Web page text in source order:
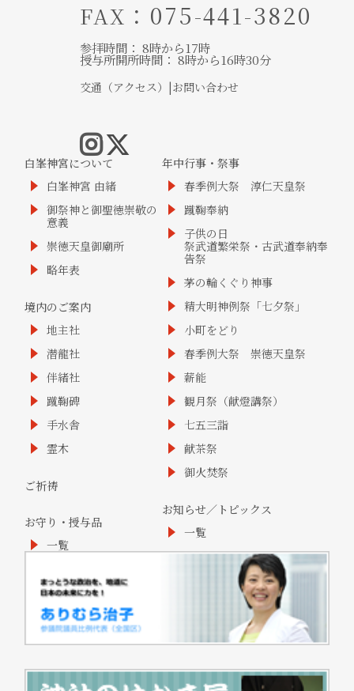
FAX ：075-441-3820
参拝時間： 8時から17時
授与所開所時間： 8時から16時30分
交通（アクセス） |お問い合わせ
白峯神宮について
白峯神宮 由緒
御祭神と御聖徳崇敬の
意義
崇徳天皇御廟所
略年表
境内のご案内
地主社
潜龍社
伴緒社
蹴鞠碑
手水舎
霊木
ご祈祷
お守り・授与品
一覧
年中行事・祭事
春季例大祭 淳仁天皇祭
蹴鞠奉納
子供の日
祭武道繁栄祭・古武道奉納奉
告祭
茅の輪くぐり神事
精大明神例祭「七夕祭」
小町をどり
春季例大祭 崇徳天皇祭
薪能
観月祭（献燈講祭）
七五三詣
献茶祭
御火焚祭
お知らせ／トピックス
一覧